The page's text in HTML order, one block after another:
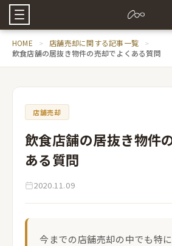
HOME
店舗売却に関する記事一覧
飲食店舗の居抜き物件の売却でよくある質問
店舗売却
飲食店舗の居抜き物件
ある質問
2020.11.09
今までの店舗売却の中でも特